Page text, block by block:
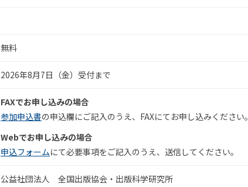
無料
2026年8月7日（金）受付まで
FAXでお申し込みの場合
参加申込書の申込欄にご記入のうえ、FAXにてお申し込みください。
Webでお申し込みの場合
申込フォームにて必要事項をご記入のうえ、送信してください。
公益社団法人 全国出版協会・出版科学研究所